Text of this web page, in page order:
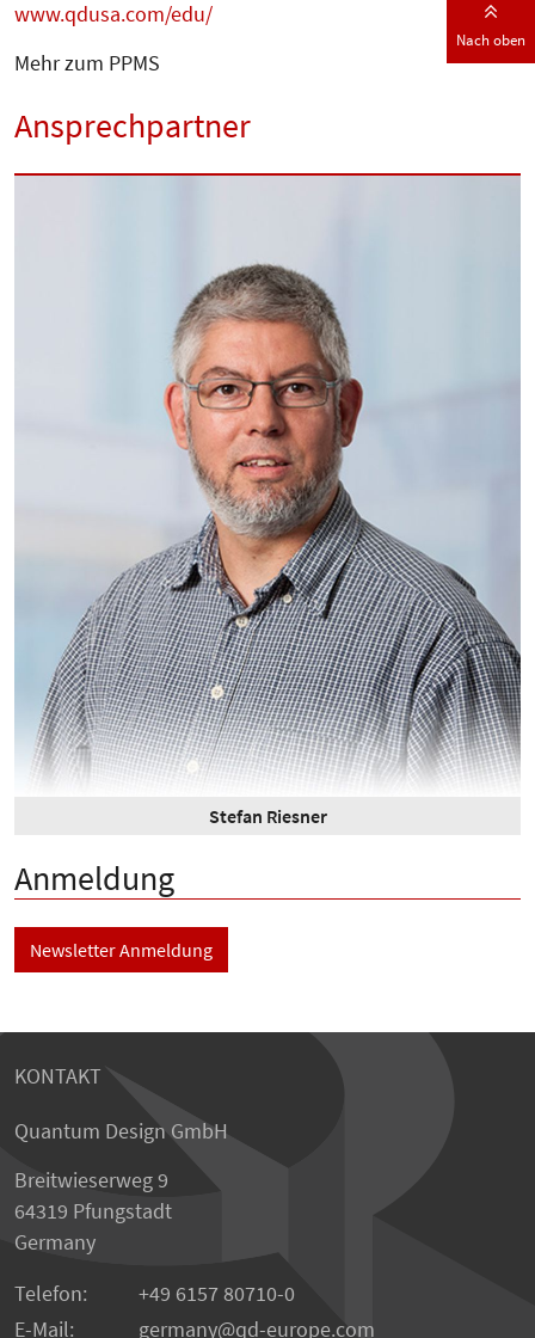
www.qdusa.com/edu/
Mehr zum PPMS
Ansprechpartner
Stefan Riesner
Anmeldung
Newsletter Anmeldung
KONTAKT
Quantum Design GmbH
Breitwieserweg 9
64319 Pfungstadt
Germany
Telefon:
+49 6157 80710-0
E-Mail:
germany qd-europe.com
Nach oben